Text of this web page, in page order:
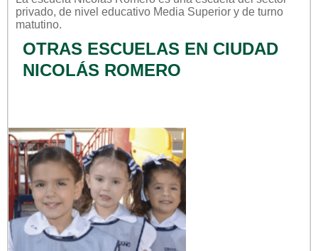
privado, de nivel educativo Media Superior y de turno
matutino.
OTRAS ESCUELAS EN CIUDAD
NICOLÁS ROMERO